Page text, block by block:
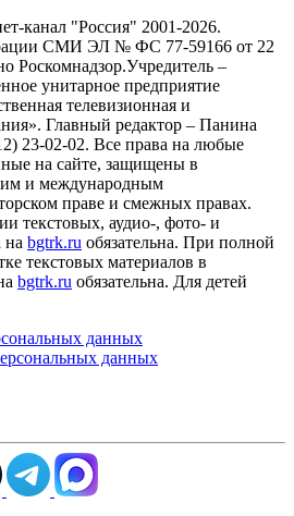
канал "Россия" 2001-2026.
СМИ ЭЛ № ФС 77-59166 от 22
Роскомнадзор.Учредитель –
унитарное предприятие
телевизионная и
Главный редактор – Панина
23-02-02. Все права на любые
на сайте, защищены в
и международным
праве и смежных правах.
текстовых, аудио-, фото- и
на bgtrk.ru обязательна. При полной
текстовых материалов в
bgtrk.ru обязательна. Для детей
данных
данных